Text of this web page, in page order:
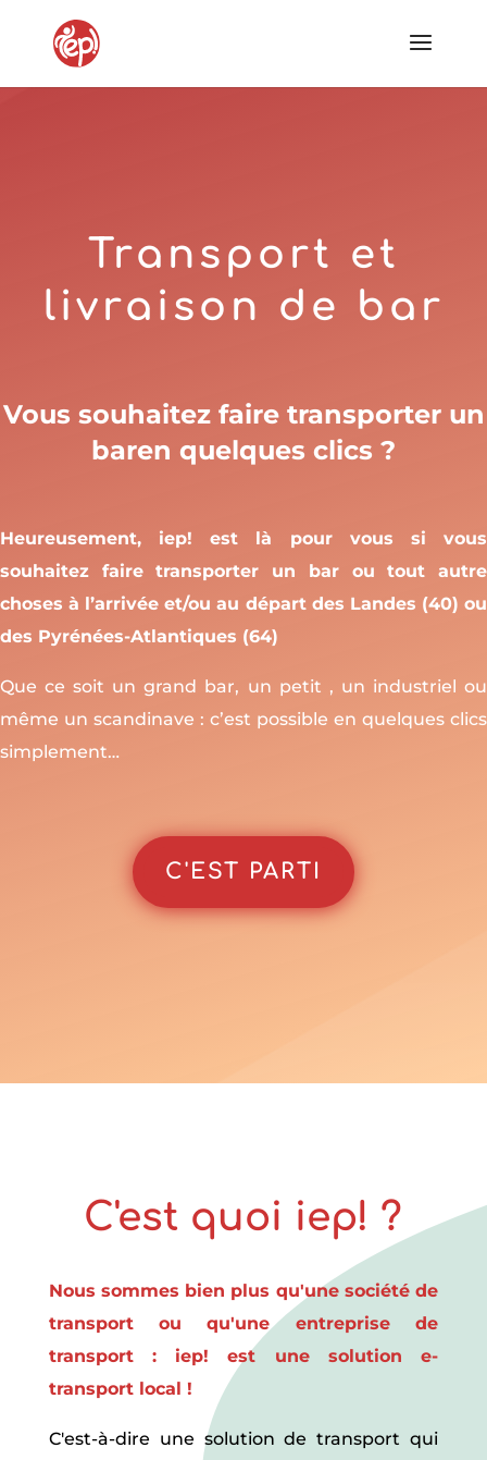
Transport et
livraison de bar
Vous souhaitez faire transporter un
baren quelques clics ?
Heureusement, iep! est là pour vous si vous
souhaitez faire transporter un bar ou tout autre
choses à l’arrivée et/ou au départ des Landes (40) ou
des Pyrénées-Atlantiques (64)
Que ce soit un grand bar, un petit , un industriel ou
même un scandinave : c’est possible en quelques clics
simplement…
C'EST PARTI
C'est quoi iep! ?
Nous sommes bien plus qu'une société de
transport ou qu'une entreprise de
transport : iep! est une solution e-
transport local !
C'est-à-dire une solution de transport qui